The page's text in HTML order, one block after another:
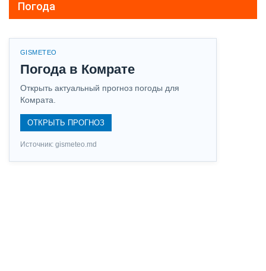
Погода
GISMETEO
Погода в Комрате
Открыть актуальный прогноз погоды для
Комрата.
ОТКРЫТЬ ПРОГНОЗ
Источник: gismeteo.md